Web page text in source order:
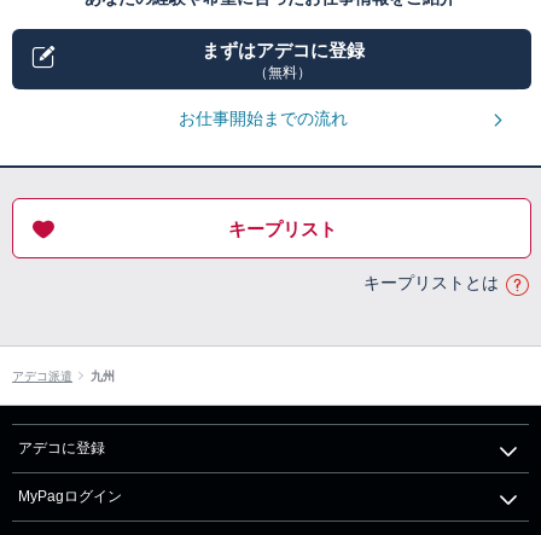
まずはアデコに登録
（無料）
お仕事開始までの流れ
キープリスト
キープリストとは
アデコ派遣 九州
アデコに登録
MyPagログイン